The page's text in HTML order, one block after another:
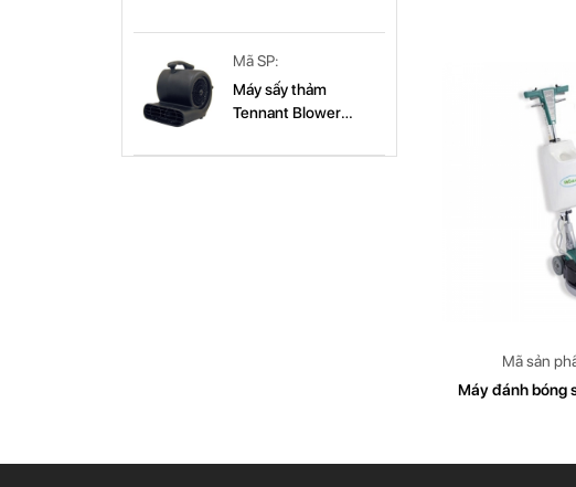
Mã SP:
Máy sấy thảm
Tennant Blower
Mã sản
Máy đánh bóng